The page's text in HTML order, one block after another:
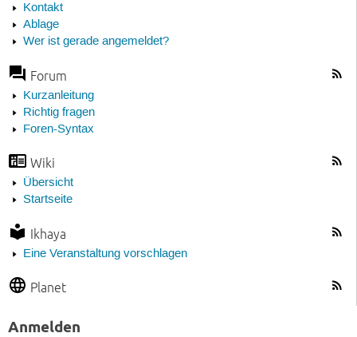
Kontakt
Ablage
Wer ist gerade angemeldet?
Forum
Kurzanleitung
Richtig fragen
Foren-Syntax
Wiki
Übersicht
Startseite
Ikhaya
Eine Veranstaltung vorschlagen
Planet
Anmelden